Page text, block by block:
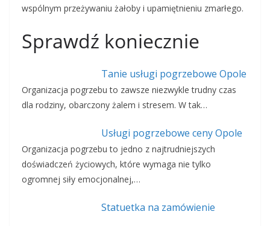
wspólnym przeżywaniu żałoby i upamiętnieniu zmarłego.
Sprawdź koniecznie
Tanie usługi pogrzebowe Opole
Organizacja pogrzebu to zawsze niezwykle trudny czas
dla rodziny, obarczony żalem i stresem. W tak…
Usługi pogrzebowe ceny Opole
Organizacja pogrzebu to jedno z najtrudniejszych
doświadczeń życiowych, które wymaga nie tylko
ogromnej siły emocjonalnej,…
Statuetka na zamówienie